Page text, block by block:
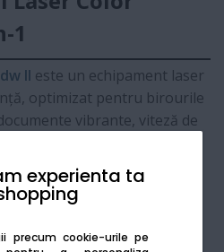
experienta ta
precum cookie-urile pe
1
II este un echipament laser
optimizat pentru birourile
vibrante, viteză de
Versiunea II aduce
a datelor și o experiență de
nativă cu
de 33 ppm și scanare
MF752Cdw II este